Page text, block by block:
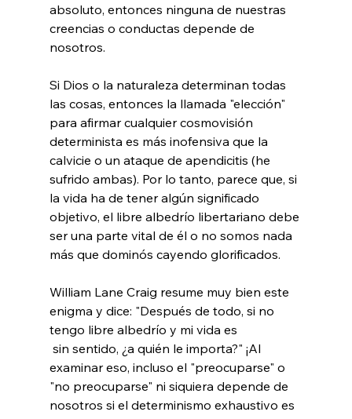
absoluto, entonces ninguna de nuestras
creencias o conductas depende de
nosotros.
Si Dios o la naturaleza determinan todas
las cosas, entonces la llamada "elección"
para afirmar cualquier cosmovisión
determinista es más inofensiva que la
calvicie o un ataque de apendicitis (he
sufrido ambas). Por lo tanto, parece que, si
la vida ha de tener algún significado
objetivo, el libre albedrío libertariano debe
ser una parte vital de él o no somos nada
más que dominós cayendo glorificados.
William Lane Craig resume muy bien este
enigma y dice: "Después de todo, si no
tengo libre albedrío y mi vida es
examinar eso, incluso el "preocuparse" o
"no preocuparse" ni siquiera depende de
nosotros si el determinismo exhaustivo es